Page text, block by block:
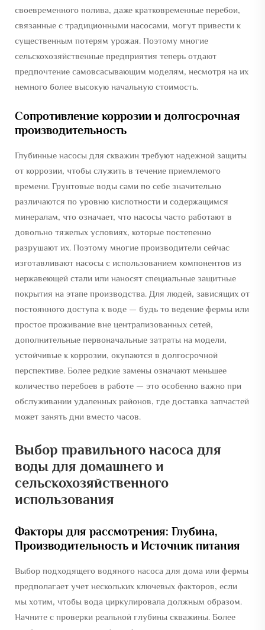
своевременного полива, даже кратковременные перебои,
связанные с традиционными насосами, могут привести к
существенным потерям урожая. Поэтому многие
сельскохозяйственные предприятия теперь отдают
предпочтение самовсасывающим моделям, несмотря на их
немного более высокую начальную стоимость.
Сопротивление коррозии и долгосрочная
производительность
Глубинные насосы для скважин требуют надежной защиты
от коррозии, чтобы служить в течение приемлемого
времени. Грунтовые воды сами по себе значительно
различаются по уровню кислотности и содержащимся
минералам, что означает, что насосы часто работают в
довольно тяжелых условиях, которые постепенно
разрушают их. Поэтому многие производители сейчас
изготавливают насосы с использованием компонентов из
нержавеющей стали или наносят специальные защитные
покрытия на этапе производства. Для людей, зависящих от
постоянного доступа к воде — будь то ведение фермы или
простое проживание вне централизованных сетей,
дополнительные первоначальные затраты на модели,
устойчивые к коррозии, окупаются в долгосрочной
перспективе. Более редкие замены означают меньшее
количество перебоев в работе — это особенно важно при
обслуживании удаленных районов, где доставка запчастей
может занять дни вместо часов.
Выбор правильного насоса для
воды для домашнего и
сельскохозяйственного
использования
Факторы для рассмотрения: Глубина,
Производительность и Источник питания
Выбор подходящего водяного насоса для дома или фермы
предполагает учет нескольких ключевых факторов, если
мы хотим, чтобы вода циркулировала должным образом.
Начните с проверки реальной глубины скважины. Более